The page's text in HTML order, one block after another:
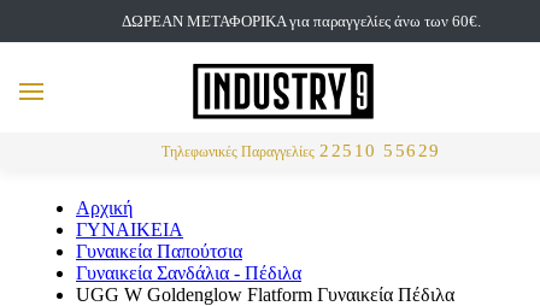
ΔΩΡΕΑΝ ΜΕΤΑΦΟΡΙΚΑ για παραγγελίες άνω των 60€.
Τηλεφωνικές Παραγγελίες 22510 55629
MENU
Αρχική
ΓΥΝΑΙΚΕΙΑ
Γυναικεία Παπούτσια
Γυναικεία Σανδάλια - Πέδιλα
UGG W Goldenglow Flatform Γυναικεία Πέδιλα